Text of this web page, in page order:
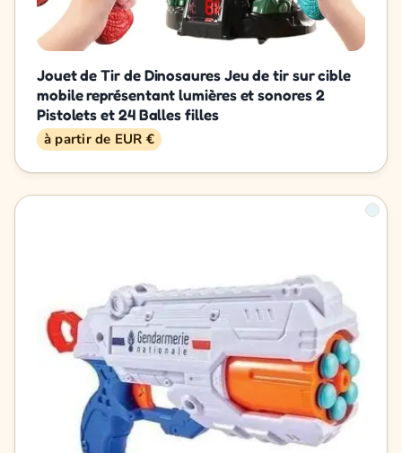
Jouet de Tir de Dinosaures Jeu de tir sur cible
mobile représentant lumières et sonores 2
Pistolets et 24 Balles filles
à partir de EUR €